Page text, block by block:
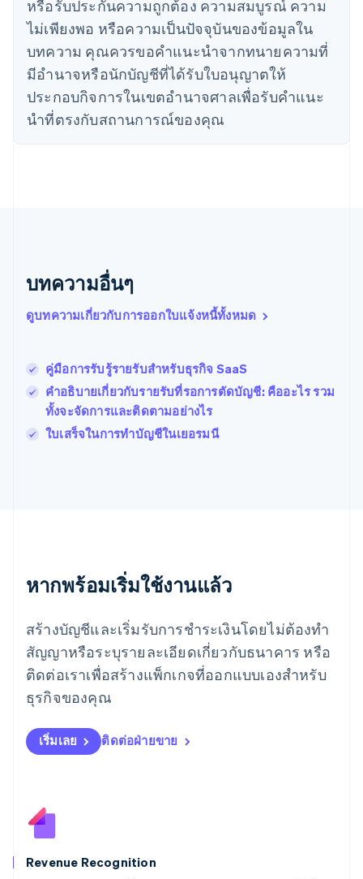
หรือรับประกันความถูกต้อง ความสมบูรณ์ ความ
ไม่เพียงพอ หรือความเป็นปัจจุบันของข้อมูลใน
บทความ คุณควรขอคําแนะนําจากทนายความที่
มีอํานาจหรือนักบัญชีที่ได้รับใบอนุญาตให้
ประกอบกิจการในเขตอํานาจศาลเพื่อรับคําแนะ
นําที่ตรงกับสถานการณ์ของคุณ
บทความอื่นๆ
ดูบทความเกี่ยวกับการออกใบแจ้งหนี้ทั้งหมด
คู่มือการรับรู้รายรับสําหรับธุรกิจ SaaS
คำอธิบายเกี่ยวกับรายรับที่รอการตัดบัญชี: คืออะไร รวม
ทั้งจะจัดการและติดตามอย่างไร
ใบเสร็จในการทําบัญชีในเยอรมนี
หากพร้อมเริ่มใช้งานแล้ว
สร้างบัญชีและเริ่มรับการชำระเงินโดยไม่ต้องทำ
สัญญาหรือระบุรายละเอียดเกี่ยวกับธนาคาร หรือ
ติดต่อเราเพื่อสร้างแพ็กเกจที่ออกแบบเองสำหรับ
ธุรกิจของคุณ
เริ่มเลย ติดต่อฝ่ายขาย
Revenue Recognition
日本語 English
เดนมาร์ก
English
ไทย
English
นอร์เวย์
English
นิวซีแลนด์
เนเธอร์แลนด์
Français
โปรตุเกส
โปแลนด์
FrançaisEnglish
ฟินแลนด์
English Svenska
มอลตา
English
โรมาเนีย
FrançaisDeutschEnglish
ลัตเวีย
English
ลิกเตนสไตน์
DeutschEnglish
English
สเปน
สโลวีเนีย
สวิตเซอร์แลนด์
DeutschFrançaisItaliano